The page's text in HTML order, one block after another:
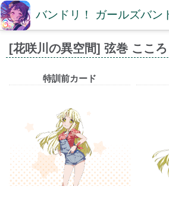
[花咲川の異空間] 弦巻 こころ
特訓前カード